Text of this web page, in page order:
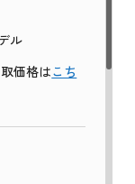
ル
価格はこち